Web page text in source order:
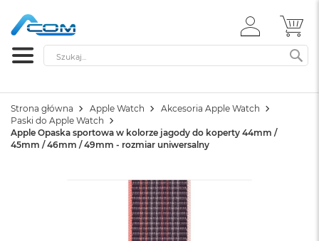
ZALOGUJ
SIĘ
Szukaj
Strona główna Apple Watch
Akcesoria Apple Watch
Paski do Apple Watch
Apple Opaska sportowa w kolorze jagody do koperty 44mm /
45mm / 46mm / 49mm - rozmiar uniwersalny